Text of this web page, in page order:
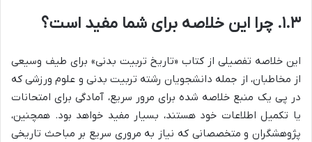
۱.۳. چرا این خلاصه برای شما مفید است؟
این خلاصه تفصیلی از کتاب «تاریخ تربیت بدنی» برای طیف وسیعی
از مخاطبان، از جمله دانشجویان رشته تربیت بدنی و علوم ورزشی که
در پی یک منبع خلاصه شده برای مرور سریع، آمادگی برای امتحانات
یا تکمیل اطلاعات خود هستند، بسیار مفید خواهد بود. همچنین،
پژوهشگران و متخصصانی که نیاز به مروری سریع بر مباحث تاریخی